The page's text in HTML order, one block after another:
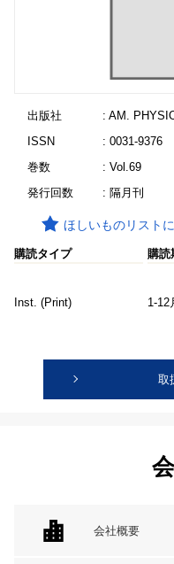
出版社
: AM.
ISSN
: 0031-9376
巻数
: Vol.69
発行回数
: 隔月刊
ほしいものリスト
購読タイプ 購読
Inst. (Print) 1-12
取
会社概要